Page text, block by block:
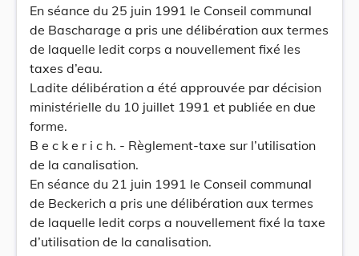
En séance du 25 juin 1991 le Conseil communal
de Bascharage a pris une délibération aux termes
de laquelle ledit corps a nouvellement fixé les
taxes d’eau.
Ladite délibération a été approuvée par décision
ministérielle du 10 juillet 1991 et publiée en due
forme.
B e c k e r i c h. - Règlement-taxe sur l’utilisation
de la canalisation.
En séance du 21 juin 1991 le Conseil communal
de Beckerich a pris une délibération aux termes
de laquelle ledit corps a nouvellement fixé la taxe
d’utilisation de la canalisation.